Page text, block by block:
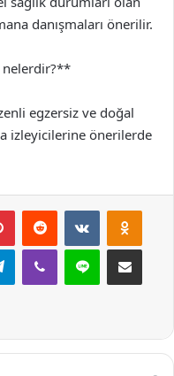
danışmaları önerilir.
nelerdir?**
egzersiz ve doğal
izleyicilerine önerilerde
PinterestReddit VKontakte
TelegramViber Line E-Posta ile